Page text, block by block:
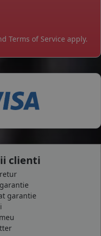
Terms of Service apply.
clienti
garantie